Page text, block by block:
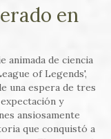
en
animada de ciencia
of Legends',
una espera de tres
y
ansiosamente
que conquistó a